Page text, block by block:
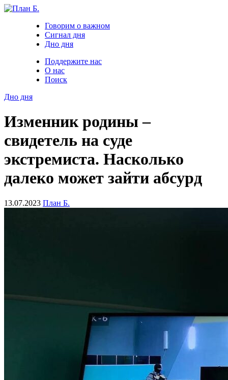
Говорим о важном
Сигнал дня
Дно дня
Поддержите нас
О нас
Поиск
Дно дня
Изменник родины –
свидетель на суде
экстремиста. Насколько
далеко может зайти абсурд
13.07.2023 План Б.